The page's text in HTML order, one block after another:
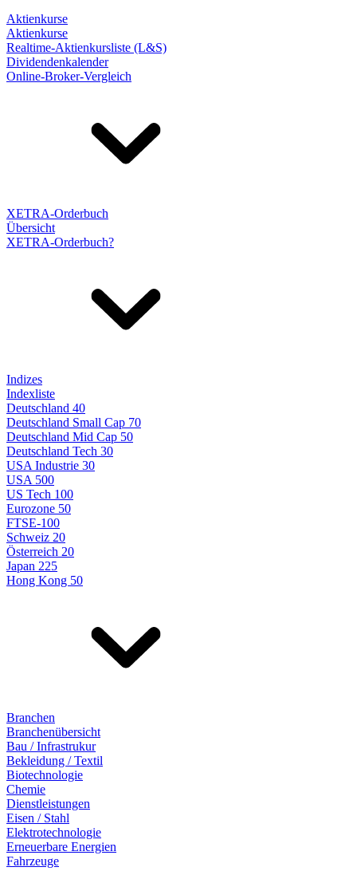
Aktienkurse
Aktienkurse
Realtime-Aktienkursliste (L&S)
Dividendenkalender
Online-Broker-Vergleich
XETRA-Orderbuch
Übersicht
XETRA-Orderbuch?
Indizes
Indexliste
Deutschland 40
Deutschland Small Cap 70
Deutschland Mid Cap 50
Deutschland Tech 30
USA Industrie 30
USA 500
US Tech 100
Eurozone 50
FTSE-100
Schweiz 20
Österreich 20
Japan 225
Hong Kong 50
Branchen
Branchenübersicht
Bau / Infrastrukur
Bekleidung / Textil
Biotechnologie
Chemie
Dienstleistungen
Eisen / Stahl
Elektrotechnologie
Erneuerbare Energien
Fahrzeuge